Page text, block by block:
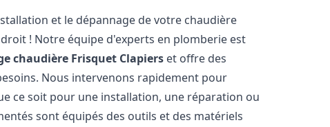
et le dépannage de votre chaudière
! Notre équipe d'experts en plomberie est
chaudière Frisquet Clapiers et offre des
Nous intervenons rapidement pour
ce soit pour une installation, une réparation ou
sont équipés des outils et des matériels